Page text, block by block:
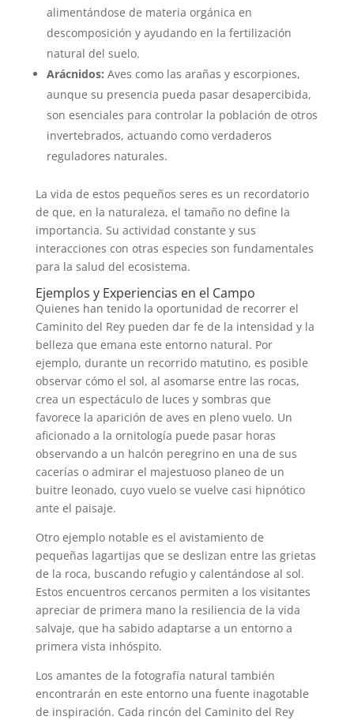
alimentándose de materia orgánica en
descomposición y ayudando en la fertilización
natural del suelo.
Arácnidos: Aves como las arañas y escorpiones,
aunque su presencia pueda pasar desapercibida,
son esenciales para controlar la población de otros
invertebrados, actuando como verdaderos
reguladores naturales.
La vida de estos pequeños seres es un recordatorio
de que, en la naturaleza, el tamaño no define la
importancia. Su actividad constante y sus
interacciones con otras especies son fundamentales
para la salud del ecosistema.
Ejemplos y Experiencias en el Campo
Quienes han tenido la oportunidad de recorrer el
Caminito del Rey pueden dar fe de la intensidad y la
belleza que emana este entorno natural. Por
ejemplo, durante un recorrido matutino, es posible
observar cómo el sol, al asomarse entre las rocas,
crea un espectáculo de luces y sombras que
favorece la aparición de aves en pleno vuelo. Un
aficionado a la ornitología puede pasar horas
observando a un halcón peregrino en una de sus
cacerías o admirar el majestuoso planeo de un
buitre leonado, cuyo vuelo se vuelve casi hipnótico
ante el paisaje.
Otro ejemplo notable es el avistamiento de
pequeñas lagartijas que se deslizan entre las grietas
de la roca, buscando refugio y calentándose al sol.
Estos encuentros cercanos permiten a los visitantes
apreciar de primera mano la resiliencia de la vida
salvaje, que ha sabido adaptarse a un entorno a
primera vista inhóspito.
Los amantes de la fotografía natural también
encontrarán en este entorno una fuente inagotable
de inspiración. Cada rincón del Caminito del Rey